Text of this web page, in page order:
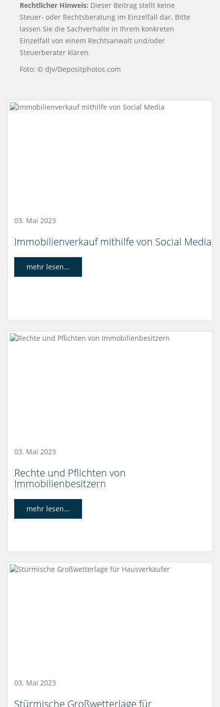
Rechtlicher Hinweis: Dieser Beitrag stellt keine
Steuer- oder Rechtsberatung im Einzelfall dar. Bitte
lassen Sie die Sachverhalte in Ihrem konkreten
Einzelfall von einem Rechtsanwalt und/oder
Steuerberater klären.
Foto: © djv/Depositphotos.com
03. Mai 2023
Immobilienverkauf mithilfe von Social Media
mehr lesen...
03. Mai 2023
Rechte und Pflichten von
Immobilienbesitzern
mehr lesen...
03. Mai 2023
Stürmische Großwetterlage für